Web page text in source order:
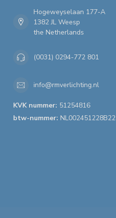
Hogeweyselaan 177-A
1382 JL Weesp
the Netherlands
(0031) 0294-772 801
info@rmverlichting.nl
KVK nummer: 51254816
btw-nummer: NL002451228B22